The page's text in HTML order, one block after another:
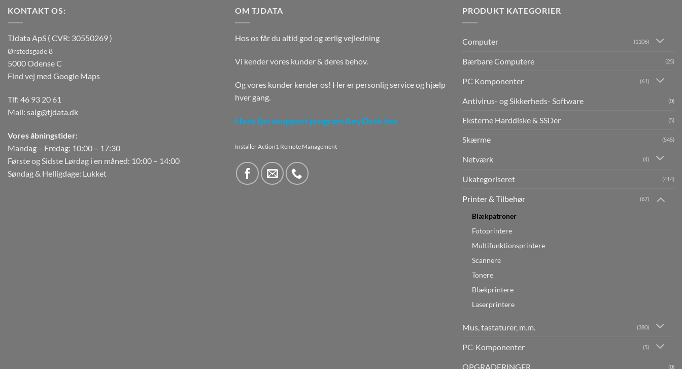
KONTAKT OS:
TJdata ApS ( CVR: 30550269 )
Ørstedsgade 8
5000 Odense C
Find vej med Google Maps
Tlf: 46 93 20 61
Mail: salg@tjdata.dk
Vores åbningstider:
Mandag – Fredag: 10:00 – 17:30
Første og Sidste Lørdag i en måned: 10:00 – 14:00
Søndag & Helligdage: Lukket
OM TJDATA
Hos os får du altid god og ærlig vejledning
Vi kender vores kunder & deres behov.
Og vores kunder kender os! Her er personlig service og hjælp
hver gang.
Hent fjernsupport program AnyDesk her.
Installer Action1 Remote Management
PRODUKT KATEGORIER
Computer (1106)
Bærbare Computere (25)
PC Komponenter (61)
Antivirus- og Sikkerheds- Software (0)
Eksterne Harddiske & SSDer (5)
Skærme (545)
Netværk (4)
Ukategoriseret (414)
Printer & Tilbehør (67)
Blækpatroner
Fotoprintere
Multifunktionsprintere
Scannere
Tonere
Blækprintere
Laserprintere
Mus, tastaturer, m.m. (380)
PC-Komponenter (5)
OPGRADERINGER (0)